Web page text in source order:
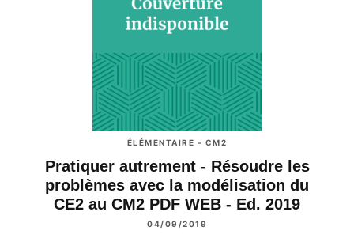
ÉLÉMENTAIRE - CM2
Pratiquer autrement - Résoudre les
problèmes avec la modélisation du
CE2 au CM2 PDF WEB - Ed. 2019
04/09/2019